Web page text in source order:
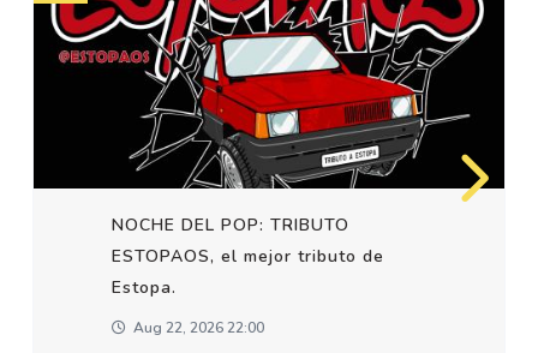
NOCHE DEL POP: TRIBUTO
ESTOPAOS, el mejor tributo de
Estopa.
Aug 22, 2026 22:00